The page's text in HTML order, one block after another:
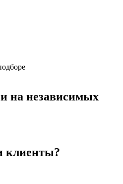
на независимых
клиенты?